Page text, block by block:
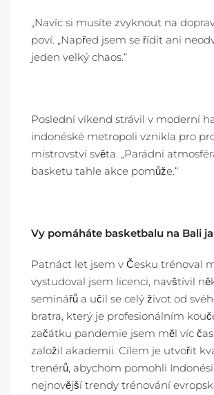
„Navíc si musíte zvyknout na
poví. „Napřed jsem se řídit ani
jeden velký chaos.“
Poslední víkend strávil v moderní
indonéské metropoli vznikla pro
mistrovství světa. „Parádní
basketu tahle akce pomůže.“
Vy pomáháte basketbalu na Bali
Patnáct let jsem v Česku trénoval
vystudoval jsem licenci, navštívil
seminářů a učil se celý život od
bratra, který je profesionálním
začátku pandemie jsem měl víc
založil akademii. Cílem je utvořit
trenérů, abychom pomohli
nejnovější trendy trénování